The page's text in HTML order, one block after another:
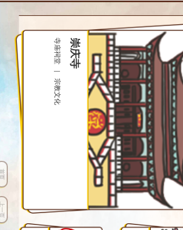
崇庆寺
寺庙祠堂
|
宗教文化
页
页